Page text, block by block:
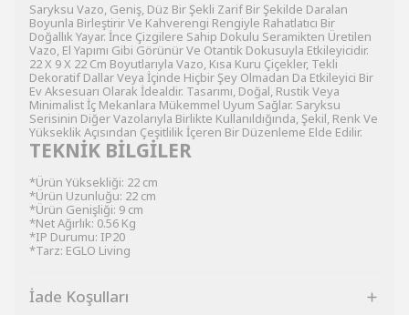
Saryksu Vazo, Geniş, Düz Bir Şekli Zarif Bir Şekilde Daralan
Boyunla Birleştirir Ve Kahverengi Rengiyle Rahatlatıcı Bir
Doğallık Yayar. İnce Çizgilere Sahip Dokulu Seramikten Üretilen
Vazo, El Yapımı Gibi Görünür Ve Otantik Dokusuyla Etkileyicidir.
22 X 9 X 22 Cm Boyutlarıyla Vazo, Kısa Kuru Çiçekler, Tekli
Dekoratif Dallar Veya İçinde Hiçbir Şey Olmadan Da Etkileyici Bir
Ev Aksesuarı Olarak İdealdir. Tasarımı, Doğal, Rustik Veya
Minimalist İç Mekanlara Mükemmel Uyum Sağlar. Saryksu
Serisinin Diğer Vazolarıyla Birlikte Kullanıldığında, Şekil, Renk Ve
Yükseklik Açısından Çeşitlilik İçeren Bir Düzenleme Elde Edilir.
TEKNİK BİLGİLER
*Ürün Yüksekliği: 22 cm
*Ürün Uzunluğu: 22 cm
*Ürün Genişliği: 9 cm
*Net Ağırlık: 0.56 Kg
*IP Durumu: IP20
*Tarz: EGLO Living
İade Koşulları